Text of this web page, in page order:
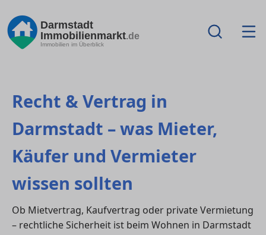
Darmstadt
Immobilienmarkt.de
Immobilien im Überblick
Recht & Vertrag in
Darmstadt – was Mieter,
Käufer und Vermieter
wissen sollten
Ob Mietvertrag, Kaufvertrag oder private Vermietung
– rechtliche Sicherheit ist beim Wohnen in Darmstadt